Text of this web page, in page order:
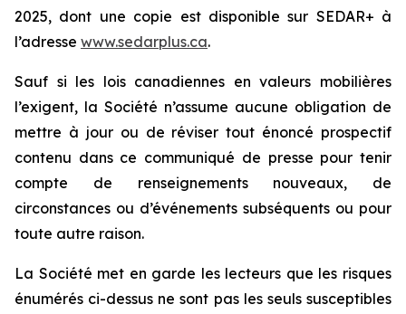
2025, dont une copie est disponible sur SEDAR+ à
l’adresse www.sedarplus.ca.
Sauf si les lois canadiennes en valeurs mobilières
l’exigent, la Société n’assume aucune obligation de
mettre à jour ou de réviser tout énoncé prospectif
contenu dans ce communiqué de presse pour tenir
compte de renseignements nouveaux, de
circonstances ou d’événements subséquents ou pour
toute autre raison.
La Société met en garde les lecteurs que les risques
énumérés ci-dessus ne sont pas les seuls susceptibles